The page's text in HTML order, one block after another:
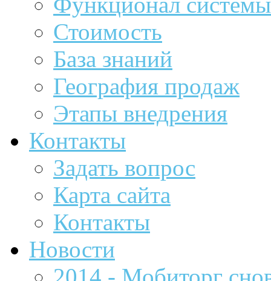
Стоимость
База знаний
География продаж
Этапы внедрения
Контакты
Задать вопрос
Карта сайта
Контакты
Новости